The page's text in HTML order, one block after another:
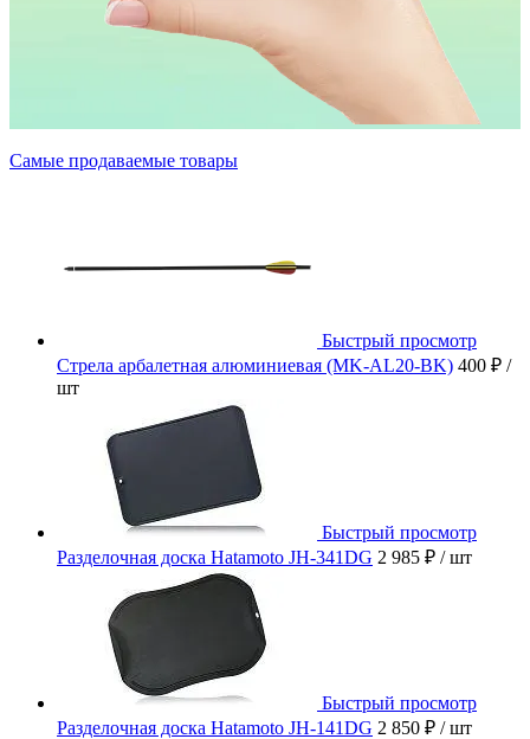
Самые продаваемые товары
Быстрый просмотр
Стрела арбалетная алюминиевая (MK-AL20-BK) 400 ₽ /
шт
Быстрый просмотр
Разделочная доска Hatamoto JH-341DG 2 985 ₽ / шт
Быстрый просмотр
Разделочная доска Hatamoto JH-141DG 2 850 ₽ / шт